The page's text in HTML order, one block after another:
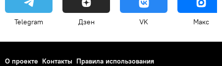
Telegram Дзен VK Макс
О проекте Контакты Правила использования